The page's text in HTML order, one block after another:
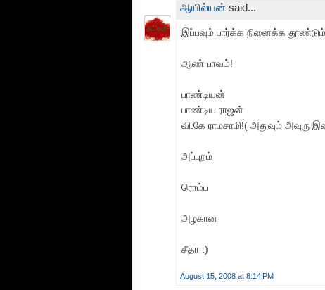
ஆயில்யன் said...
இப்பவும் பார்க்க நினைக்க
ஆண் பாவம்!
பாண்டியன்
பாண்டிய ராஜன்
வி.கே ராமசாமி!( அதுவும்
அப்புறம்
ரொம்ப
அழகான
சீதா :)
August 15, 2008 at 8:14 PM